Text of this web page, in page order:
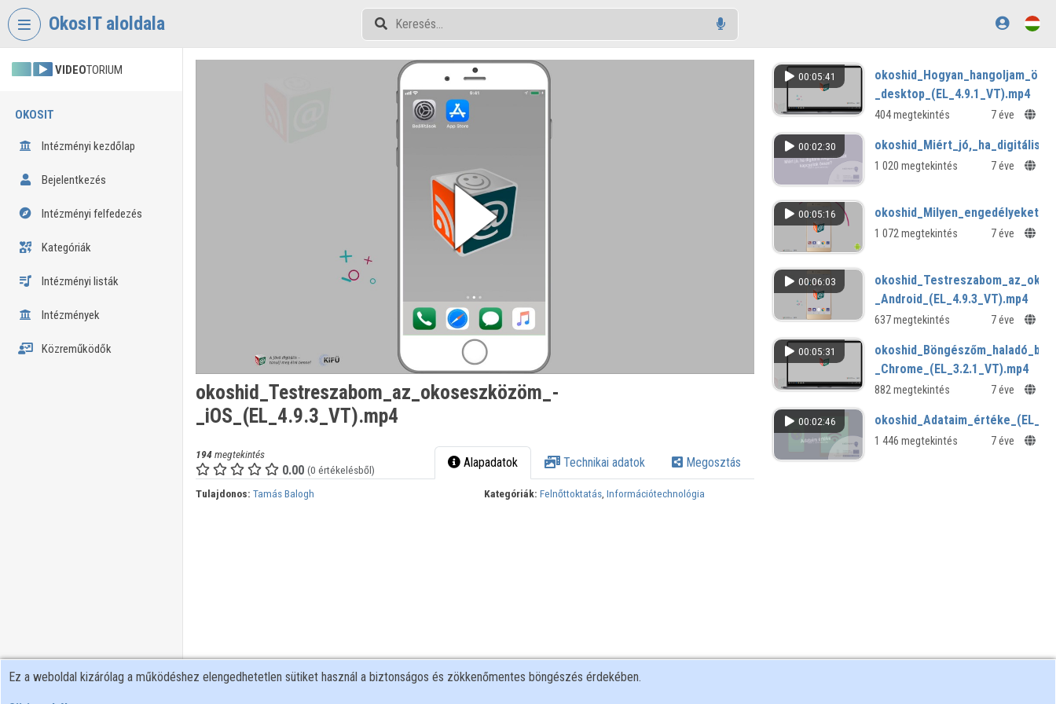
Fejléc kihagyása
OkosIT aloldala
VIDEOTORIUM
OKOSIT
Intézményi kezdőlap
Bejelentkezés
Intézményi felfedezés
Kategóriák
Intézményi listák
Intézmények
Közreműködők
okoshid_Testreszabom_az_okoseszközöm_-
_iOS_(EL_4.9.3_VT).mp4
194megtekintés
0.00 (0 értékelésből) Alapadatok Technikai adatok Megosztás
Tulajdonos: Tamás Balogh Kategóriák: Felnőttoktatás,Információtechnológia
00:05:41
_desktop_(EL_4.9.1_VT).mp4
404 megtekintés 7 éve
00:02:30
1 020 megtekintés 7 éve
00:05:16
1 072 megtekintés 7 éve
00:06:03
_Android_(EL_4.9.3_VT).mp4
637 megtekintés 7 éve
00:05:31
_Chrome_(EL_3.2.1_VT).mp4
882 megtekintés 7 éve
00:02:46
1 446 megtekintés 7 éve
Ez a weboldal kizárólag a működéshez elengedhetetlen sütiket használ a biztonságos és zökkenőmentes böngészés érdekében.